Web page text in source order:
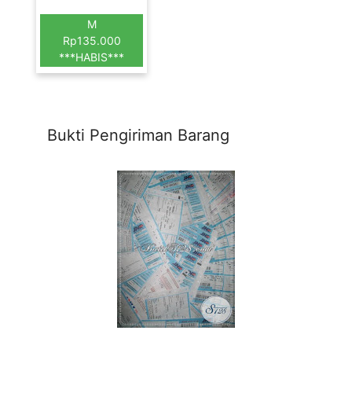
M
Rp135.000
***HABIS***
Bukti Pengiriman Barang